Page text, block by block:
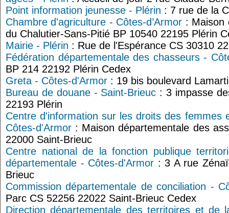
Point information jeunesse - Plérin : 7 rue de la
Chambre d'agriculture - Côtes-d’Armor : Maison
du Chalutier-Sans-Pitié BP 10540 22195 Plérin
Mairie - Plérin : Rue de l'Espérance CS 30310
Fédération départementale des chasseurs -
BP 214 22192 Plérin Cedex
Greta - Côtes-d'Armor : 19 bis boulevard
Bureau de douane - Saint-Brieuc : 3 impasse
22193 Plérin
Centre d'information sur les droits des femmes
Côtes-d'Armor : Maison départementale des
22000 Saint-Brieuc
Centre national de la fonction publique
départementale - Côtes-d'Armor : 3 A rue
Brieuc
Commission départementale de conciliation -
Parc CS 52256 22022 Saint-Brieuc Cedex
Direction départementale des territoires et de